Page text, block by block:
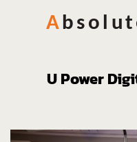
U Power